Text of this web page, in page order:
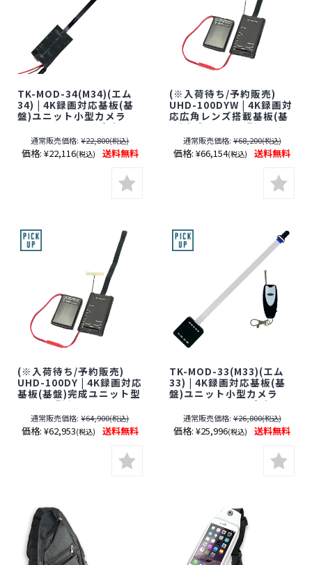
TK-MOD-34(M34)(エム
34) | 4K録画対応基板(基
盤)ユニット小型カメラ
【SALE】【レンズ隠しフ
ィルムサービス対象品(当
社限定)】【匠ブランド】
【スパイカメラ】【隠し
カメラ】【期間限定】[期
間：～2026年8月31日]
通常販売価格: ¥22,800(税込)
価格: ¥22,116(税込) 送料無料
(※入荷待ち/予約販売)
UHD-100DYW | 4K録画対
応広角レンズ搭載基板(基
盤)完成ユニット型Wi-Fi
小型カメラ【SALE】【レ
ンズ隠しフィルムサービ
ス対象品(当社限定)】【サ
ンメカトロニクス】【ス
パイカメラ】【隠しカメ
ラ】【期間限定】[期間：
通常販売価格: ¥68,200(税込)
価格: ¥66,154(税込) 送料無料
(※入荷待ち/予約販売)
UHD-100DY | 4K録画対応
基板(基盤)完成ユニット型
Wi-Fi小型カメラ
【SALE】【すぐ発(即日発
送)】【レンズ隠しフィル
ムサービス対象品(当社限
定)】【サンメカトロニク
ス】【スパイカメラ】
【隠しカメラ】【期間限
通常販売価格: ¥64,900(税込)
価格: ¥62,953(税込) 送料無料
TK-MOD-33(M33)(エム
33) | 4K録画対応基板(基
盤)ユニット小型カメラ
【SALE】【レンズ隠しフ
ィルムサービス対象品(当
社限定)】【匠ブランド】
【スパイカメラ】【隠し
カメラ】【期間限定】[期
間：～2026年8月31日]
通常販売価格: ¥26,800(税込)
価格: ¥25,996(税込) 送料無料